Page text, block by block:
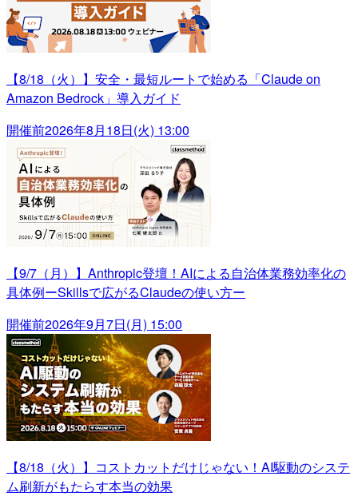
【8/18（火）】安全・最短ルートで始める「Claude on
Amazon Bedrock」導入ガイド
開催前2026年8月18日(火) 13:00
【9/7（月）】Anthropic登壇！AIによる自治体業務効率化の
具体例ーSkillsで広がるClaudeの使い方ー
開催前2026年9月7日(月) 15:00
【8/18（火）】コストカットだけじゃない！AI駆動のシステ
ム刷新がもたらす本当の効果